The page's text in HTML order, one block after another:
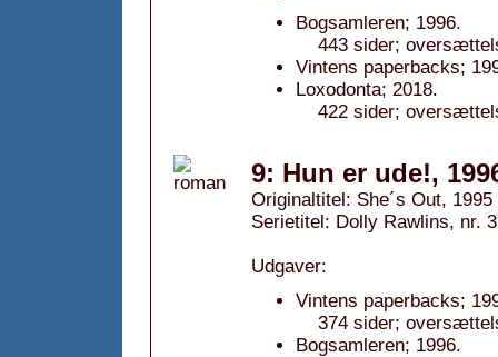
Bogsamleren; 1996.
443 sider;
Vintens paperbacks;
Loxodonta; 2018.
422 sider;
9: Hun er ude!,
Originaltitel: She´s Out, 1995
Serietitel: Dolly Rawlins, nr. 3
Udgaver:
Vintens paperbacks;
374 sider;
Bogsamleren; 1996.